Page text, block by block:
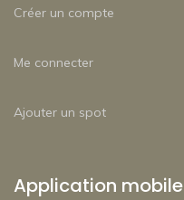
Créer un compte
Me connecter
Ajouter un spot
Application mobile